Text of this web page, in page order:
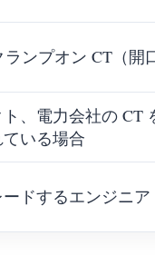
ンプオン CT（開
、電力会社の CT
いる場合
ドするエンジニア